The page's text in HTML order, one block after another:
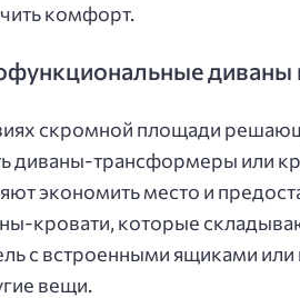
комфорт.
диваны
скромной площади
диваны-трансформеры или
экономить место и
кровати, которые
с встроенными ящиками или
вещи.